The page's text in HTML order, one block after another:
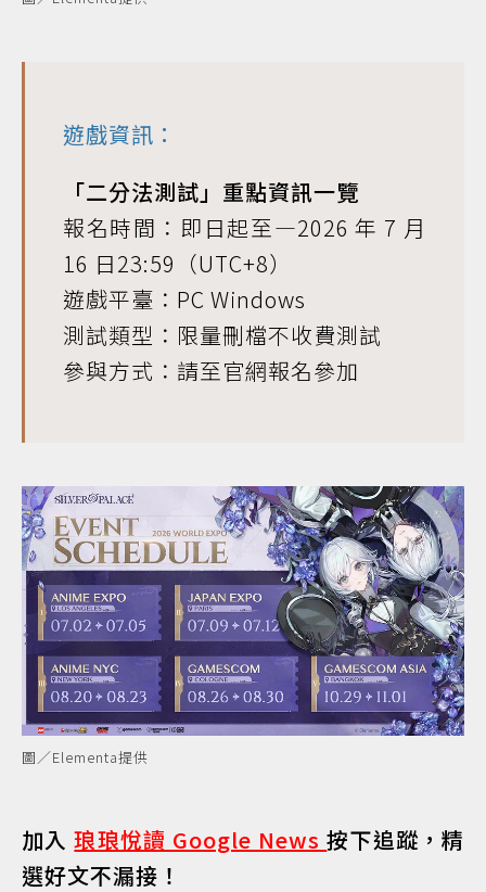
遊戲資訊：
「二分法測試」重點資訊一覽
報名時間：即日起至—2026 年 7 月
16 日23:59（UTC+8）
遊戲平臺：PC Windows
測試類型：限量刪檔不收費測試
參與方式：請至官網報名參加
圖／Elementa提供
加入琅琅悅讀 Google News按下追蹤，精
選好文不漏接！